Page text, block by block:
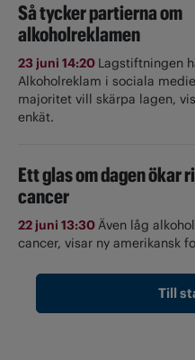
Så tycker partierna om
alkoholreklamen
23 juni 14:20 Lagstiftningen
Alkoholreklam i sociala
majoritet vill skärpa lagen,
enkät.
Ett glas om dagen ökar
cancer
22 juni 13:30 Även låg
cancer, visar ny amerikansk
Till